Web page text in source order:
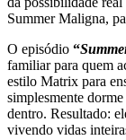
Summer Maligna,
O episódio “
familiar para quem
estilo Matrix para
simplesmente
dentro. Resultado:
vivendo vidas